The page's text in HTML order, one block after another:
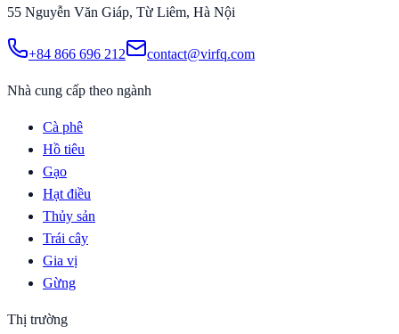
55 Nguyễn Văn Giáp, Từ Liêm, Hà Nội
+84 866 696 212 contact@virfq.com
Nhà cung cấp theo ngành
Cà phê
Hồ tiêu
Gạo
Hạt điều
Thủy sản
Trái cây
Gia vị
Gừng
Thị trường